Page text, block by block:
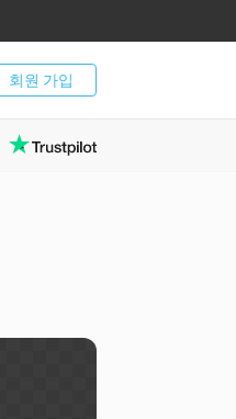
회원 가입